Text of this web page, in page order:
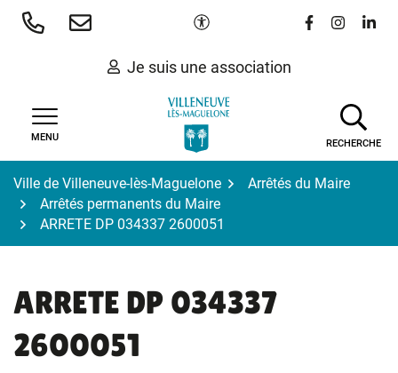
Aller
Paramètres d'accessibilité
Lien vers le
Lien vers
Lien
Je suis une association
MENU
RECHERCHE
Ville de Villeneuve-lès-Maguelone
Arrêtés du Maire
Arrêtés permanents du Maire
ARRETE DP 034337 2600051
ARRETE DP 034337
2600051